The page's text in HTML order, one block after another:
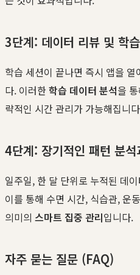
3단계: 데이터 리뷰 및 학
학습 세션이 끝나면 즉시 앱을
다. 이러한학습 데이터 분석을
략적인 시간 관리가 가능해집니
4단계: 장기적인 패턴 분석
일주일, 한 달 단위로 누적된 데
이를 통해 수면 시간, 식습관, 운
의미의 스마트 집중 관리입니다.
자주 묻는 질문 (FAQ)